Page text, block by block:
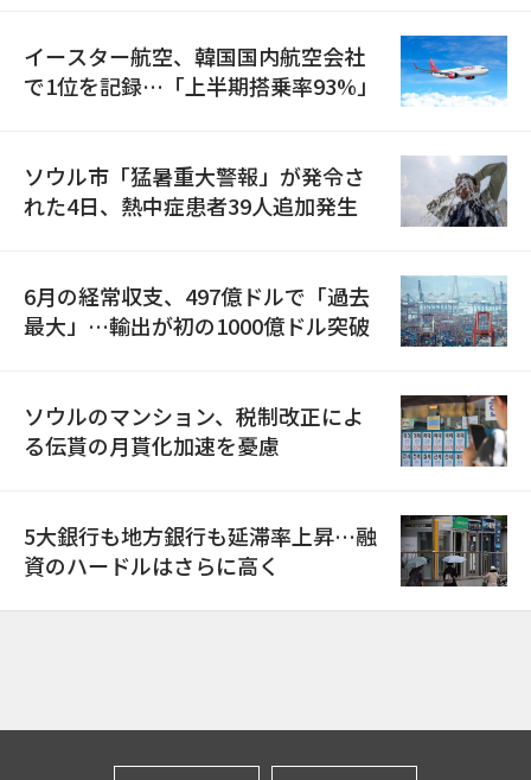
イースター航空、韓国国内航空会社
で1位を記録…「上半期搭乗率93%」
ソウル市「猛暑重大警報」が発令さ
れた4日、熱中症患者39人追加発生
6月の経常収支、497億ドルで「過去
最大」…輸出が初の1000億ドル突破
ソウルのマンション、税制改正によ
る伝貰の月貰化加速を憂慮
5大銀行も地方銀行も延滞率上昇…融
資のハードルはさらに高く